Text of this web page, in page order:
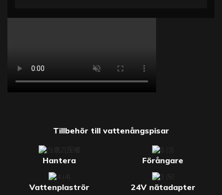
Tillbehör till vattenångspisar
Hantera Förångare
Vattenplaströr 24V nätadapter